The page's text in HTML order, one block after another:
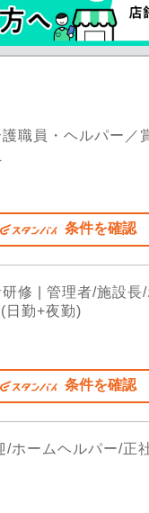
護職員・ヘルパー／
条件を確認
修 | 管理者/施設長
日勤+夜勤)
条件を確認
/ホームヘルパー/正